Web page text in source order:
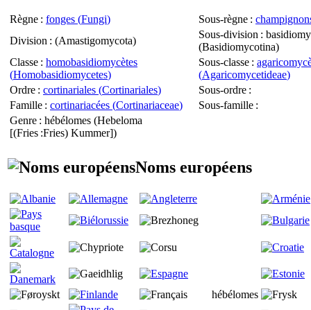
Règne : fonges (Fungi) Sous-règne :
Division : (Amastigomycota)
Sous-division :
(Basidiomycotina)
Classe : homobasidiomycètes
(Homobasidiomycetes)
Sous-classe :
(Agaricomycetideae)
Ordre : cortinariales (Cortinariales) Sous-ordre :
Famille : cortinariacées (Cortinariaceae) Sous-famille :
Genre : hébélomes (Hebeloma
[(Fries :Fries) Kummer])
Noms européens
hébélomes